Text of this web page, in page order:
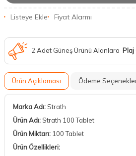
Listeye Ekle Fiyat Alarmı
2 Adet Güneş Ürünü Alanlara Plaj
Ürün Açıklaması Ödeme
Marka Adı: Strath
Ürün Adı: Strath 100 Tablet
Ürün Miktarı: 100 Tablet
Ürün Özellikleri: